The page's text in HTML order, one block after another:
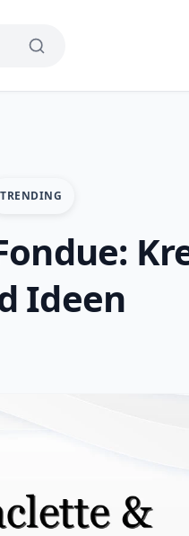
TRENDING
Ideen